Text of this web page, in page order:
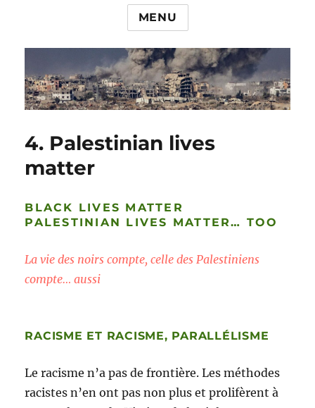
MENU
4. Palestinian lives
matter
BLACK LIVES MATTER
PALESTINIAN LIVES MATTER… TOO
La vie des noirs compte, celle des Palestiniens
compte… aussi
RACISME ET RACISME, PARALLÉLISME
Le racisme n’a pas de frontière. Les méthodes
racistes n’en ont pas non plus et prolifèrent à